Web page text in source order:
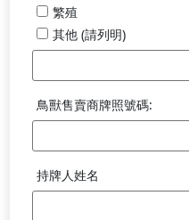
繁殖
其他 (請列明)
鳥獸售賣商牌照號碼:
持牌人姓名